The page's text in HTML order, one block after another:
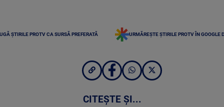
ȘTIRILE PROTV CA SURSĂ PREFERATĂ URMĂREȘTE ȘTIRILE PROTV ÎN GOOGLE
CITEȘTE ȘI...